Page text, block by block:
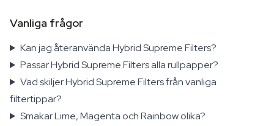
Vanliga frågor
Kan jag återanvända Hybrid Supreme Filters?
Passar Hybrid Supreme Filters alla rullpapper?
Vad skiljer Hybrid Supreme Filters från vanliga
filtertippar?
Smakar Lime, Magenta och Rainbow olika?